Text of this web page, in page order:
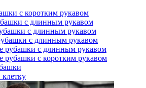
с коротким рукавом
с длинным рукавом
с длинным рукавом
с длинным рукавом
рубашки с длинным рукавом
рубашки с коротким рукавом